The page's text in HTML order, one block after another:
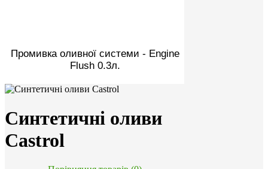
Промивка оливної системи - Engine
Flush 0.3л.
Синтетичні оливи
Castrol